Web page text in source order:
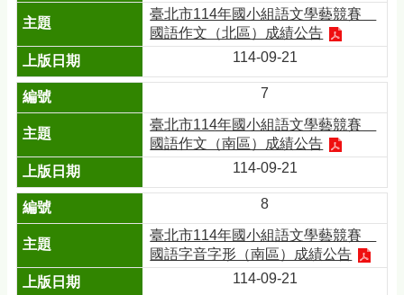
臺北市114年國小組語文學藝競賽＿
國語作文（北區）成績公告
114-09-21
7
臺北市114年國小組語文學藝競賽＿
國語作文（南區）成績公告
114-09-21
8
臺北市114年國小組語文學藝競賽＿
國語字音字形（南區）成績公告
114-09-21